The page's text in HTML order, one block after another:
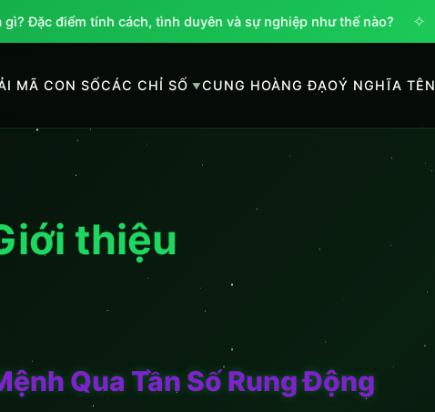
Đặc điểm tính cách, tình duyên và sự nghiệp như thế nào? ✧
MÃ CON SỐCÁC CHỈ SỐ CUNG HOÀNG ĐẠOÝ NGHĨA TÊN
thiệu
Qua Tần Số Rung Động